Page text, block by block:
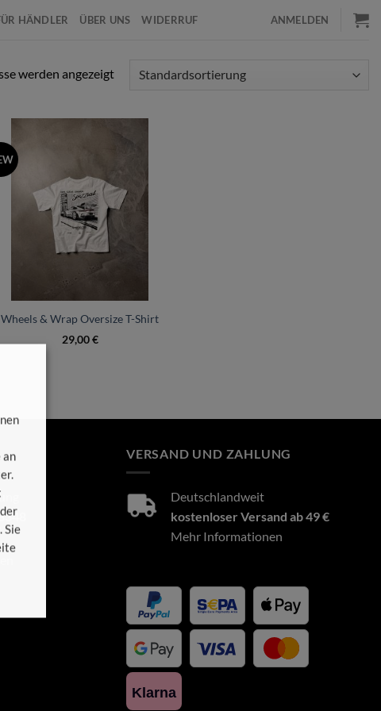
HÄNDLER ÜBER UNS WIDERRUF ANMELDEN
werden angezeigt
Wheels & Wrap Oversize T-Shirt
29,00€
VERSAND UND ZAHLUNG
Deutschlandweit
kostenloser Versand ab 49 €
Mehr Informationen
Klarna
an
Sie